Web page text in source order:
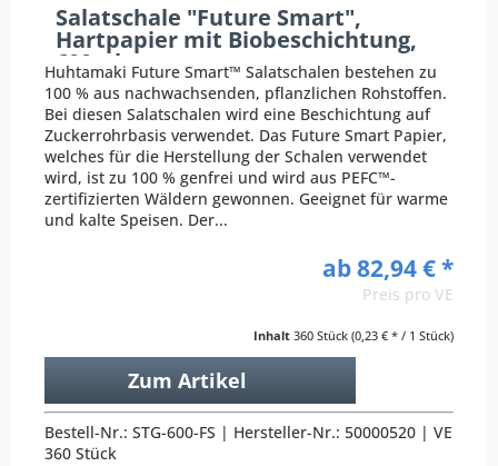
Salatschale "Future Smart",
Hartpapier mit Biobeschichtung,
600ml
Huhtamaki Future Smart™ Salatschalen bestehen zu
100 % aus nachwachsenden, pflanzlichen Rohstoffen.
Bei diesen Salatschalen wird eine Beschichtung auf
Zuckerrohrbasis verwendet. Das Future Smart Papier,
welches für die Herstellung der Schalen verwendet
wird, ist zu 100 % genfrei und wird aus PEFC™-
zertifizierten Wäldern gewonnen. Geeignet für warme
und kalte Speisen. Der...
ab 82,94 € *
Preis pro VE
Inhalt 360 Stück (0,23 € * / 1 Stück)
Zum Artikel
Bestell-Nr.: STG-600-FS | Hersteller-Nr.: 50000520 | VE
360 Stück